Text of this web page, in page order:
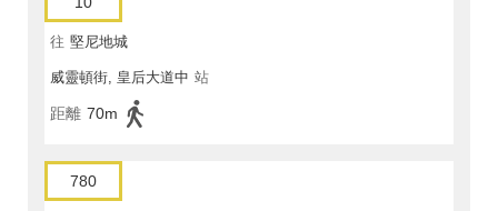
往 堅尼地城
威靈頓街, 皇后大道中 站
距離 70m
780